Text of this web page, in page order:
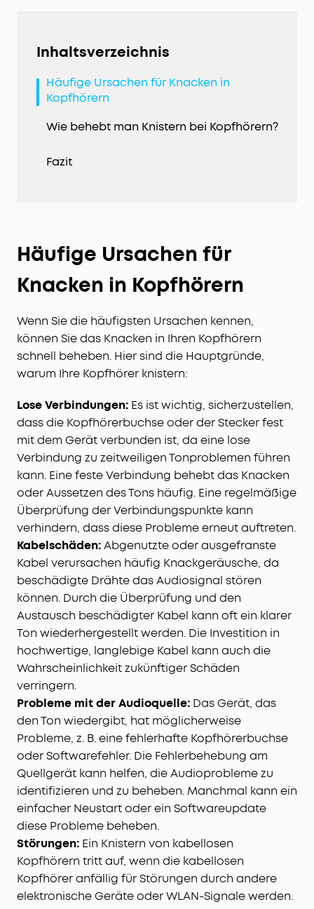
Inhaltsverzeichnis
Häufige Ursachen für Knacken in
Kopfhörern
Wie behebt man Knistern bei Kopfhörern?
Fazit
Häufige Ursachen für
Knacken in Kopfhörern
Wenn Sie die häufigsten Ursachen kennen,
können Sie das Knacken in Ihren Kopfhörern
schnell beheben. Hier sind die Hauptgründe,
warum Ihre Kopfhörer knistern:
Lose Verbindungen: Es ist wichtig, sicherzustellen,
dass die Kopfhörerbuchse oder der Stecker fest
mit dem Gerät verbunden ist, da eine lose
Verbindung zu zeitweiligen Tonproblemen führen
kann. Eine feste Verbindung behebt das Knacken
oder Aussetzen des Tons häufig. Eine regelmäßige
Überprüfung der Verbindungspunkte kann
verhindern, dass diese Probleme erneut auftreten.
Kabelschäden:Abgenutzte oder ausgefranste
Kabel verursachen häufig Knackgeräusche, da
beschädigte Drähte das Audiosignal stören
können. Durch die Überprüfung und den
Austausch beschädigter Kabel kann oft ein klarer
Ton wiederhergestellt werden. Die Investition in
hochwertige, langlebige Kabel kann auch die
Wahrscheinlichkeit zukünftiger Schäden
verringern.
Probleme mit der Audioquelle: Das Gerät, das
den Ton wiedergibt, hat möglicherweise
Probleme, z. B. eine fehlerhafte Kopfhörerbuchse
oder Softwarefehler. Die Fehlerbehebung am
Quellgerät kann helfen, die Audioprobleme zu
identifizieren und zu beheben. Manchmal kann ein
einfacher Neustart oder ein Softwareupdate
diese Probleme beheben.
Störungen: Ein Knistern von kabellosen
Kopfhörern tritt auf, wenn die kabellosen
Kopfhörer anfällig für Störungen durch andere
elektronische Geräte oder WLAN-Signale werden.